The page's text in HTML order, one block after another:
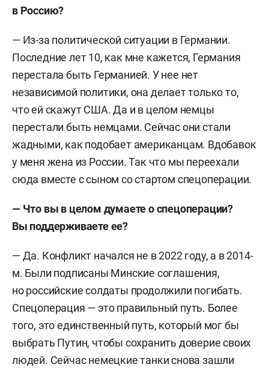
в Россию?
— Из-за политической ситуации в Германии.
Последние лет 10, как мне кажется, Германия
перестала быть Германией. У нее нет
независимой политики, она делает только то,
что ей скажут США. Да и в целом немцы
перестали быть немцами. Сейчас они стали
жадными, как подобает американцам. Вдобавок
у меня жена из России. Так что мы переехали
сюда вместе с сыном со стартом спецоперации.
— Что вы в целом думаете о спецоперации?
Вы поддерживаете ее?
— Да. Конфликт начался не в 2022 году, а в 2014-
м. Были подписаны Минские соглашения,
но российские солдаты продолжили погибать.
Спецоперация — это правильный путь. Более
того, это единственный путь, который мог бы
выбрать Путин, чтобы сохранить доверие своих
людей. Сейчас немецкие танки снова зашли